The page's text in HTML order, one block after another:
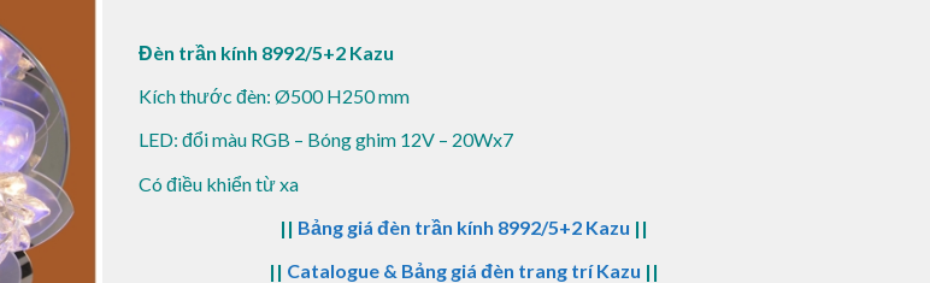
Đèn trần kính 8992/5+2 Kazu
Kích thước đèn: Ø500 H250 mm
LED: đổi màu RGB – Bóng ghim 12V – 20Wx7
Có điều khiển từ xa
|| Bảng giá đèn trần kính 8992/5+2 Kazu ||
|| Catalogue & Bảng giá đèn trang trí Kazu ||